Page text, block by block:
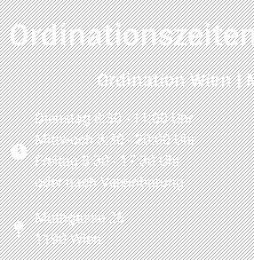
Ordination Wien |
Dienstag 8:30 - 11:00 Uhr
Mittwoch 8:30 - 20:00 Uhr
Freitag 8:30 - 17:30 Uhr
oder nach Vereinbarung
Muthgasse 26
1190 Wien